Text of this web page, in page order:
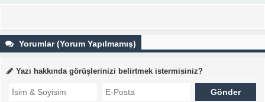
Yorumlar (Yorum Yapılmamış)
Yazı hakkında görüşlerinizi belirtmek istermisiniz?